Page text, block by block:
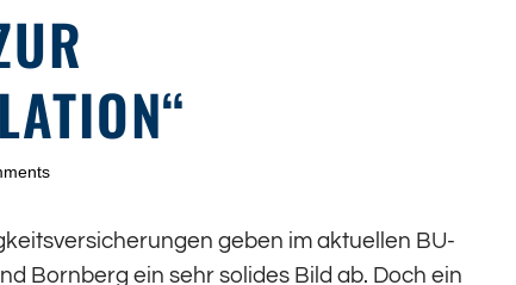
geben im aktuellen BU-
Bornberg ein sehr solides Bild ab. Doch ein